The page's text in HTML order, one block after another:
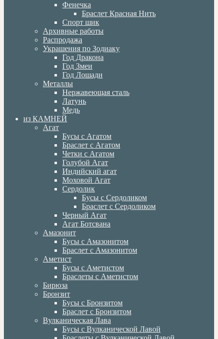
Фенечка
Браслет Красная Нить
Спорт шик
Архивные работы
Распродажа
Украшения по Зодиаку
Год Дракона
Год Змеи
Год Лошади
Металлы
Нержавеющая сталь
Латунь
Медь
из КАМНЕЙ
Агат
Бусы с Агатом
Браслет с Агатом
Четки с Агатом
Голубой Агат
Индийский агат
Моховой Агат
Сердолик
Бусы с Сердоликом
Браслет с Сердоликом
Черный Агат
Агат Ботсвана
Амазонит
Бусы с Амазонитом
Браслет с Амазонитом
Аметист
Бусы с Аметистом
Браслеты с Аметистом
Бирюза
Бронзит
Бусы с Бронзитом
Браслет с Бронзитом
Вулканическая Лава
Бусы с Вулканической Лавой